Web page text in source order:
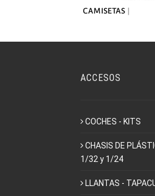
CAMISETAS
ACCESOS
COCHES - KITS
CHASIS DE
1/32 y 1/24
LLANTAS -